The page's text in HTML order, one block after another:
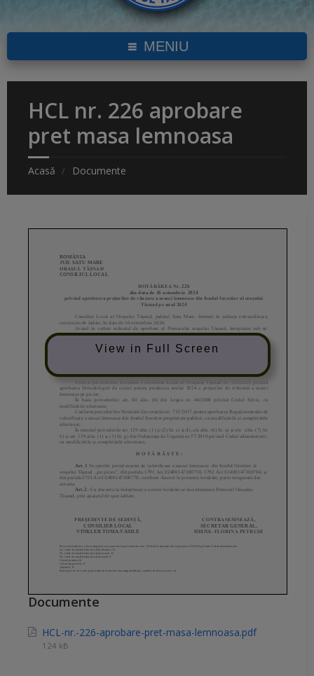
MENIU
HCL nr. 226 aprobare
pret masa lemnoasa
Acasă Documente
View in Full Screen
Documente
HCL-nr.-226-aprobare-pret-masa-lemnoasa.pdf
124 kB